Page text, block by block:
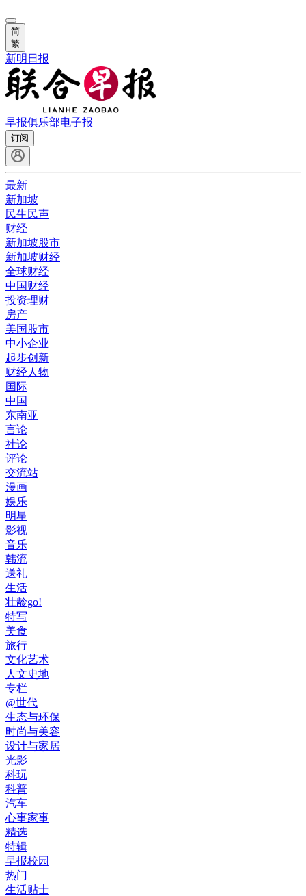
简
繁
新明日报
早报俱乐部电子报
订阅
最新
新加坡
民生民声
财经
新加坡股市
新加坡财经
全球财经
中国财经
投资理财
房产
美国股市
中小企业
起步创新
财经人物
国际
中国
东南亚
言论
社论
评论
交流站
漫画
娱乐
明星
影视
音乐
韩流
送礼
生活
壮龄go!
特写
美食
旅行
文化艺术
人文史地
专栏
@世代
生态与环保
时尚与美容
设计与家居
光影
科玩
科普
汽车
心事家事
精选
特辑
早报校园
热门
生活贴士